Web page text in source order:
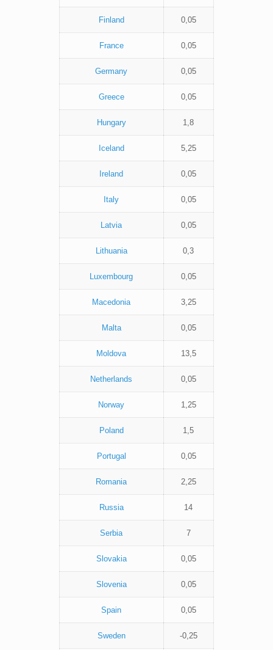
Finland 0,05
France 0,05
Germany 0,05
Greece 0,05
Hungary 1,8
Iceland 5,25
Ireland 0,05
Italy 0,05
Latvia 0,05
Lithuania 0,3
Luxembourg 0,05
Macedonia 3,25
Malta 0,05
Moldova 13,5
Netherlands 0,05
Norway 1,25
Poland 1,5
Portugal 0,05
Romania 2,25
Russia 14
Serbia 7
Slovakia 0,05
Slovenia 0,05
Spain 0,05
Sweden -0,25